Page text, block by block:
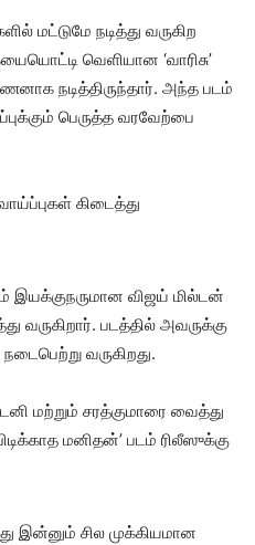
மட்டுமே நடித்து வருகிற
வெளியான ‘வாரிசு’
நடித்திருந்தார். அந்த படம்
பெருத்த வரவேற்பை
கிடைத்து
இயக்குநருமான விஜய் மில்டன்
வருகிறார். படத்தில் அவருக்கு
வருகிறது.
மற்றும் சரத்குமாரை வைத்து
மனிதன்’ படம் ரிலீஸுக்கு
இன்னும் சில முக்கியமான